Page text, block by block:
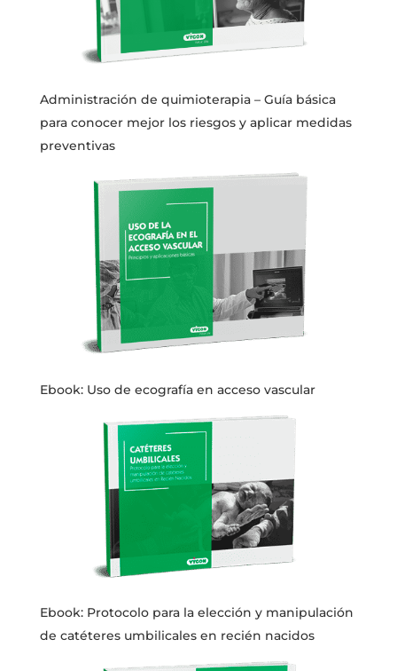
Administración de quimioterapia – Guía básica
para conocer mejor los riesgos y aplicar medidas
preventivas
Ebook: Uso de ecografía en acceso vascular
Ebook: Protocolo para la elección y manipulación
de catéteres umbilicales en recién nacidos